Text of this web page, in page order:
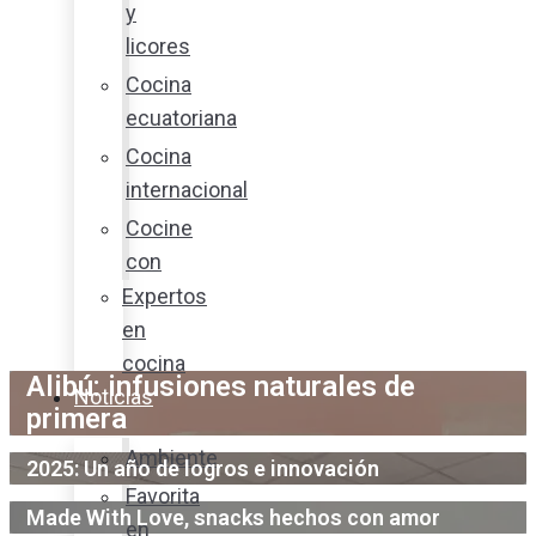
y
licores
Cocina
ecuatoriana
Cocina
internacional
Cocine
con
Expertos
en
cocina
Noticias
Ambiente
Favorita
en
Alibú: infusiones naturales de
primera
2025: Un año de logros e innovación
Made With Love, snacks hechos con amor